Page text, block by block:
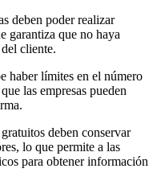
deben poder realizar
garantiza que no haya
cliente.
haber límites en el número
las empresas pueden
deben conservar
lo que permite a las
para obtener información